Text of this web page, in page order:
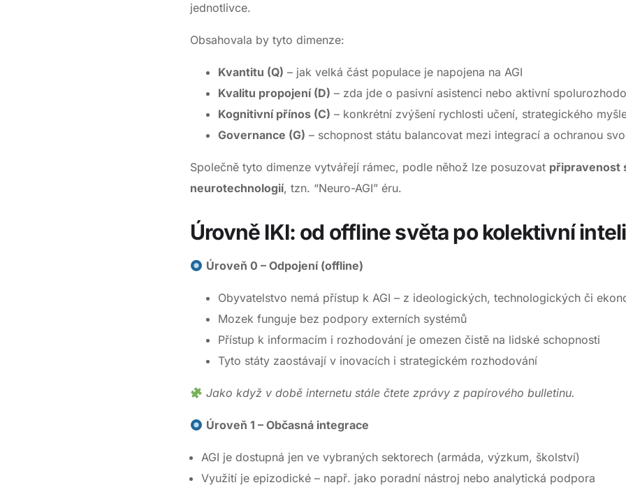
jednotlivce.
Obsahovala by tyto dimenze:
Kvantitu (Q) – jak velká část populace je napojena na AGI
Kvalitu propojení (D) – zda jde o pasivní asistenci nebo aktivní
Kognitivní přínos (C) – konkrétní zvýšení rychlosti učení, strategického
Governance (G) – schopnost státu balancovat mezi integrací a ochranou
Společně tyto dimenze vytvářejí rámec, podle něhož lze posuzovat připravenost
neurotechnologií, tzn. “Neuro-AGI” éru.
Úrovně IKI: od offline světa po kolektivní
Úroveň 0 – Odpojení (offline)
Obyvatelstvo nemá přístup k AGI – z ideologických, technologických či
Mozek funguje bez podpory externích systémů
Přístup k informacím i rozhodování je omezen čistě na lidské schopnosti
Tyto státy zaostávají v inovacích i strategickém rozhodování
Jako když v době internetu stále čtete zprávy z papírového bulletinu.
Úroveň 1 – Občasná integrace
AGI je dostupná jen ve vybraných sektorech (armáda, výzkum, školství)
Využití je epizodické – např. jako poradní nástroj nebo analytická podpora